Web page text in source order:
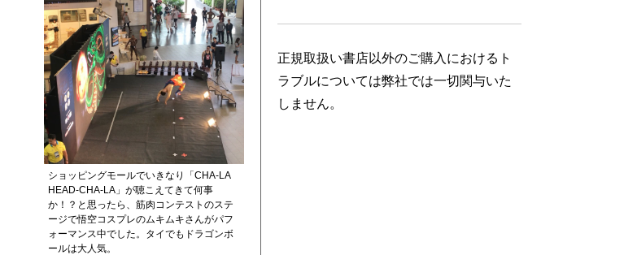
ショッピングモールでいきなり「CHA-LA
HEAD-CHA-LA」が聴こえてきて何事
か！？と思ったら、筋肉コンテストのステ
ージで悟空コスプレのムキムキさんがパフ
ォーマンス中でした。タイでもドラゴンボ
ールは大人気。
正規取扱い書店以外のご購入におけるト
ラブルについては弊社では一切関与いた
しません。